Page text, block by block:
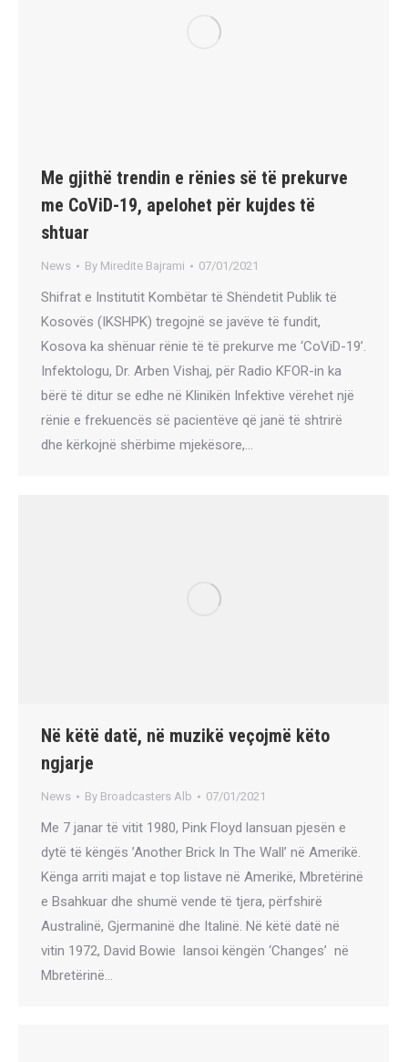
Me gjithë trendin e rënies së të prekurve
me CoViD-19, apelohet për kujdes të
shtuar
News By Miredite Bajrami 07/01/2021
Shifrat e Institutit Kombëtar të Shëndetit Publik të
Kosovës (IKSHPK) tregojnë se javëve të fundit,
Kosova ka shënuar rënie të të prekurve me ‘CoViD-19’.
Infektologu, Dr. Arben Vishaj, për Radio KFOR-in ka
bërë të ditur se edhe në Klinikën Infektive vërehet një
rënie e frekuencës së pacientëve që janë të shtrirë
dhe kërkojnë shërbime mjekësore,…
Në këtë datë, në muzikë veçojmë këto
ngjarje
News By Broadcasters Alb 07/01/2021
Me 7 janar të vitit 1980, Pink Floyd lansuan pjesën e
dytë të këngës ​​’Another Brick In The Wall’ në Amerikë.
Kënga arriti majat e top listave në Amerikë, Mbretërinë
e Bsahkuar dhe shumë vende të tjera, përfshirë
Australinë, Gjermaninë dhe Italinë. Në këtë datë në
vitin 1972, David Bowie lansoi këngën ‘Changes’ në
Mbretërinë…